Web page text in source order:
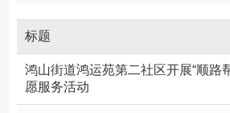
标题
鸿山街道鸿运苑第二社区开展“顺路
愿服务活动